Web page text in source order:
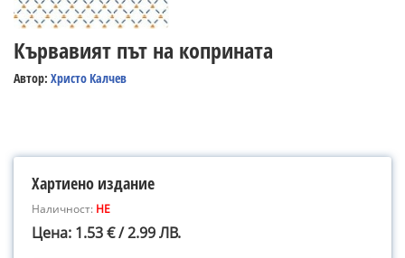
Кървавият път на коприната
Автор: Христо Калчев
Хартиено издание
Наличност: НЕ
Цена: 1.53 € / 2.99 ЛВ.